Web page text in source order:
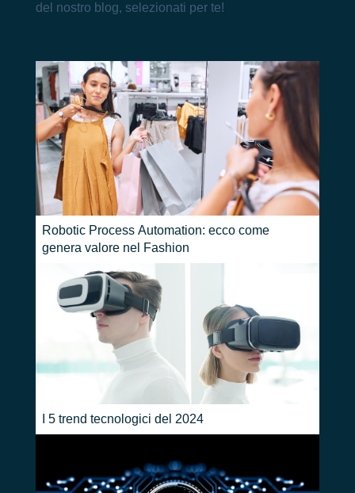
del nostro blog, selezionati per te!
Robotic Process Automation: ecco come
genera valore nel Fashion
I 5 trend tecnologici del 2024